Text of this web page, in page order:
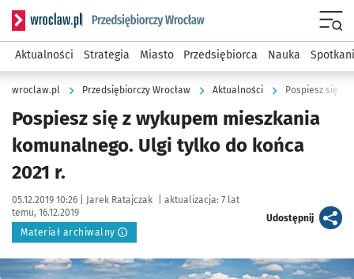
Serwis informacyjny wroclaw.pl podserwis: Strategia
Aktualności Strategia Miasto Przedsiębiorca Nauka
wroclaw.pl Przedsiębiorczy Wrocław Aktualności Pospiesz się z
Pospiesz się z wykupem mieszkania
komunalnego. Ulgi tylko do końca
2021 r.
Data publikacji:
05.12.2019 10:26 | Autor:
Jarek Ratajczak aktualizacja: 7 lat
temu, 16.12.2019
Materiał archiwalny
Udostępnijartykuł
Kliknij, aby powiększyć